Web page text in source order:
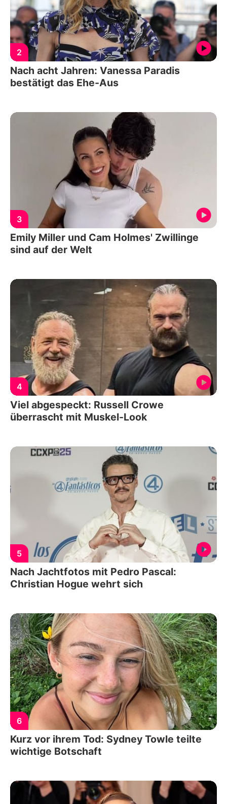
2
Nach acht Jahren: Vanessa Paradis
bestätigt das Ehe-Aus
3
Emily Miller und Cam Holmes' Zwillinge
sind auf der Welt
4
Viel abgespeckt: Russell Crowe
überrascht mit Muskel-Look
5
Nach Jachtfotos mit Pedro Pascal:
Christian Hogue wehrt sich
6
Kurz vor ihrem Tod: Sydney Towle teilte
wichtige Botschaft